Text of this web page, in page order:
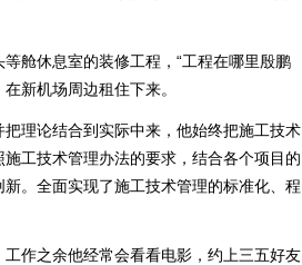
休息室的装修工程，“工程在哪里殷鹏
新机场周边租住下来。
理论结合到实际中来，他始终把施工技术
工技术管理办法的要求，结合各个项目的
。全面实现了施工技术管理的标准化、程
作之余他经常会看看电影，约上三五好友